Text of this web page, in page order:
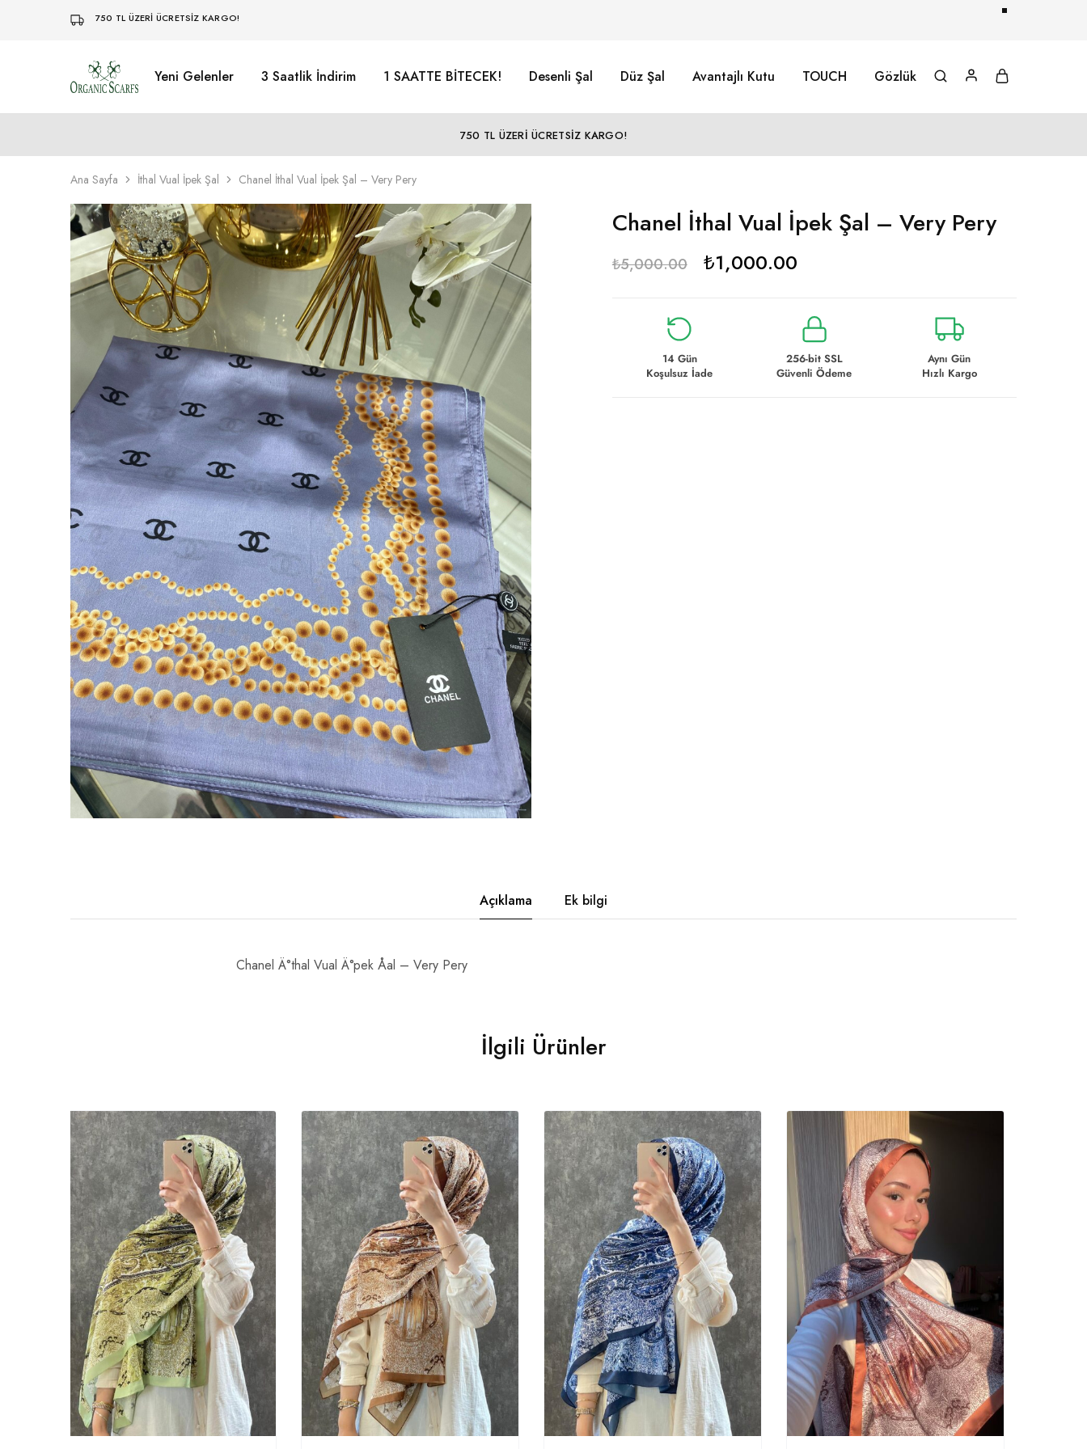
750 TL ÜZERİ ÜCRETSİZ KARGO!
Organikscarf Yeni Gelenler 3 Saatlik İndirim 1 SAATTE BİTECEK! Desenli Şal Düz Şal Avantajlı Kutu TOUCH Gözlük
750 TL ÜZERİ ÜCRETSİZ KARGO!
Ana Sayfa İthal Vual İpek Şal Chanel İthal Vual İpek Şal – Very Pery
Chanel İthal Vual İpek Şal – Very Pery
₺5,000.00 ₺1,000.00
14 Gün
Koşulsuz İade
256-bit SSL
Güvenli Ödeme
Aynı Gün
Hızlı Kargo
Açıklama Ek bilgi
Chanel Ä°thal Vual Ä°pek Åal – Very Pery
İlgili Ürünler